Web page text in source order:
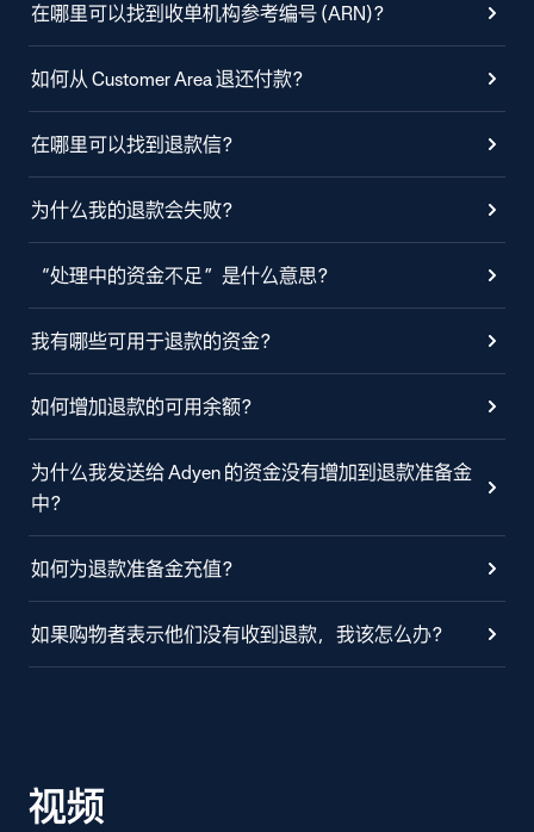
在哪里可以找到收单机构参考编号 (ARN)？
如何从 Customer Area 退还付款？
在哪里可以找到退款信？
为什么我的退款会失败？
“处理中的资金不足”是什么意思？
我有哪些可用于退款的资金？
如何增加退款的可用余额？
为什么我发送给 Adyen 的资金没有增加到退款准备金
中？
如何为退款准备金充值？
如果购物者表示他们没有收到退款，我该怎么办？
视频